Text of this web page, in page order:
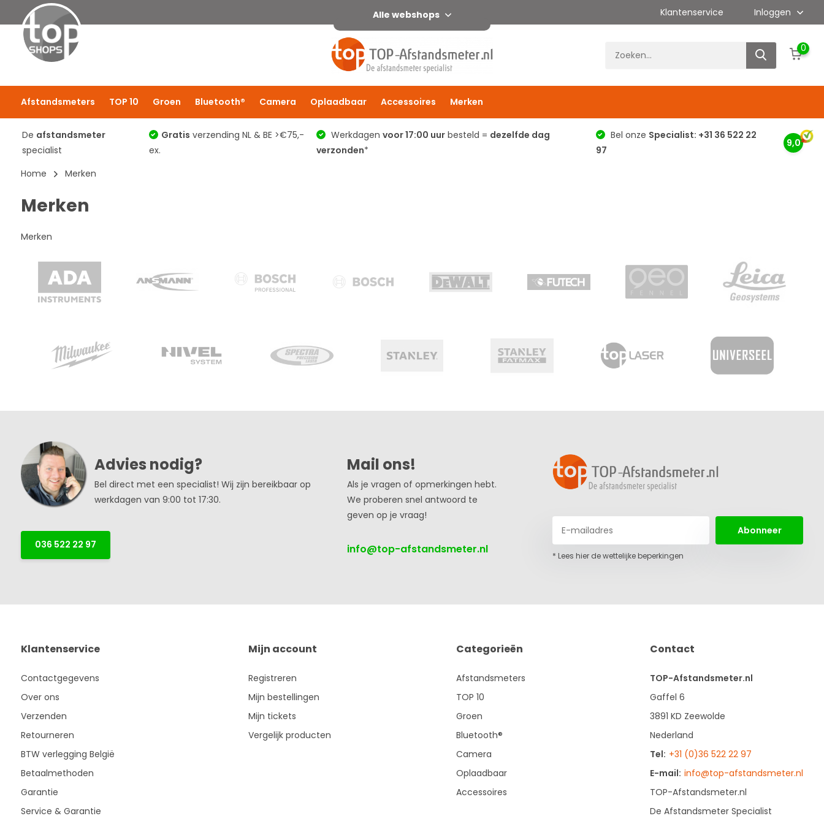
Alle webshops Klantenservice Inloggen
0
Afstandsmeters TOP 10 Groen Bluetooth® Camera Oplaadbaar Accessoires Merken
De afstandsmeter
specialist
Gratis verzending NL & BE >€75,-
ex.
Werkdagenvoor 17:00 uur besteld = dezelfde dag
verzonden*
Bel onze Specialist: +31 36 522 22
97
9,0
Home Merken
Merken
Merken
Advies nodig?
Bel direct met een specialist! Wij zijn bereikbaar op
werkdagen van 9:00 tot 17:30.
036 522 22 97
Mail ons!
Als je vragen of opmerkingen hebt.
We proberen snel antwoord te
geven op je vraag!
info@top-afstandsmeter.nl
Abonneer
* Lees hier de wettelijke beperkingen
Klantenservice
Contactgegevens
Over ons
Verzenden
Retourneren
BTW verlegging België
Betaalmethoden
Garantie
Service & Garantie
Mijn account
Registreren
Mijn bestellingen
Mijn tickets
Vergelijk producten
Categorieën
Afstandsmeters
TOP 10
Groen
Bluetooth®
Camera
Oplaadbaar
Accessoires
Contact
TOP-Afstandsmeter.nl
Gaffel 6
3891 KD Zeewolde
Nederland
Tel: +31 (0)36 522 22 97
E-mail: info@top-afstandsmeter.nl
TOP-Afstandsmeter.nl
De Afstandsmeter Specialist